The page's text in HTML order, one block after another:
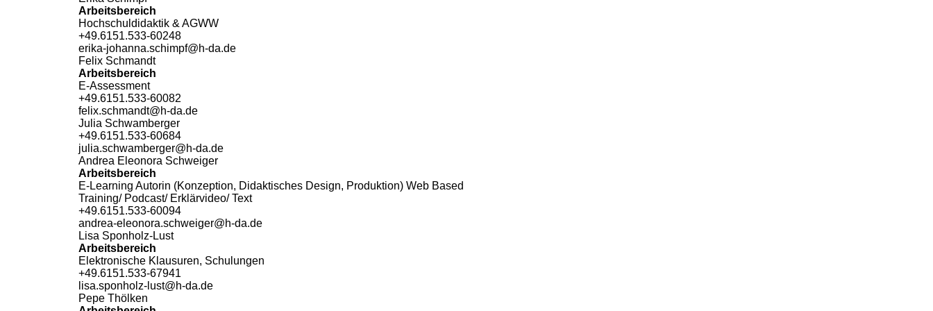
Arbeitsbereich
Hochschuldidaktik & AGWW
+49.6151.533-60248
erika-johanna.schimpf@h-da.de
Felix Schmandt
Arbeitsbereich
E-Assessment
+49.6151.533-60082
felix.schmandt@h-da.de
Julia Schwamberger
+49.6151.533-60684
julia.schwamberger@h-da.de
Andrea Eleonora Schweiger
Arbeitsbereich
E-Learning Autorin (Konzeption, Didaktisches Design, Produktion) Web Based
Training/ Podcast/ Erklärvideo/ Text
+49.6151.533-60094
andrea-eleonora.schweiger@h-da.de
Lisa Sponholz-Lust
Arbeitsbereich
Elektronische Klausuren, Schulungen
+49.6151.533-67941
lisa.sponholz-lust@h-da.de
Pepe Thölken